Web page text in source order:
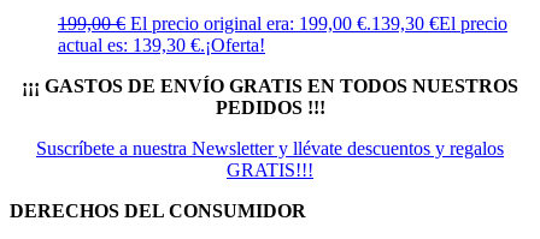
199,00€ El precio original era: 199,00 €.139,30 €El precio
actual es: 139,30 €.¡Oferta!
¡¡¡ GASTOS DE ENVÍO GRATIS EN TODOS NUESTROS
PEDIDOS !!!
Suscríbete a nuestra Newsletter y llévate descuentos y regalos
GRATIS!!!
DERECHOS DEL CONSUMIDOR